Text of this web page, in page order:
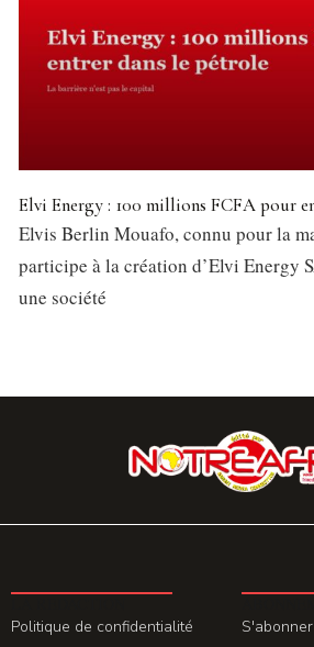
Elvi Energy : 100 millions FCFA pour
Elvis Berlin Mouafo, connu pour la
participe à la création d’Elvi Energy
une société
Politique de confidentialité
S'abonner